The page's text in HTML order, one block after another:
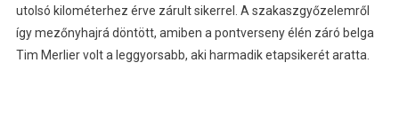
utolsó kilométerhez érve zárult sikerrel. A szakaszgyőzelemről
így mezőnyhajrá döntött, amiben a pontverseny élén záró belga
Tim Merlier volt a leggyorsabb, aki harmadik etapsikerét aratta.